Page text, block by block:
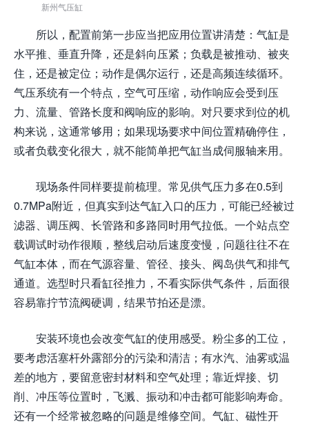
新州气压缸
所以，配置前第一步应当把应用位置讲清楚：气缸是
水平推、垂直升降，还是斜向压紧；负载是被推动、被夹
住，还是被定位；动作是偶尔运行，还是高频连续循环。
气压系统有一个特点，空气可压缩，动作响应会受到压
力、流量、管路长度和阀响应的影响。对只要求到位的机
构来说，这通常够用；如果现场要求中间位置精确停住，
或者负载变化很大，就不能简单把气缸当成伺服轴来用。
现场条件同样要提前梳理。常见供气压力多在0.5到
0.7MPa附近，但真实到达气缸入口的压力，可能已经被过
滤器、调压阀、长管路和多路同时用气拉低。一个站点空
载调试时动作很顺，整线启动后速度变慢，问题往往不在
气缸本体，而在气源容量、管径、接头、阀岛供气和排气
通道。选型时只看缸径推力，不看实际供气条件，后面很
容易靠拧节流阀硬调，结果节拍还是漂。
安装环境也会改变气缸的使用感受。粉尘多的工位，
要考虑活塞杆外露部分的污染和清洁；有水汽、油雾或温
差的地方，要留意密封材料和空气处理；靠近焊接、切
削、冲压等位置时，飞溅、振动和冲击都可能影响寿命。
还有一个经常被忽略的问题是维修空间。气缸、磁性开